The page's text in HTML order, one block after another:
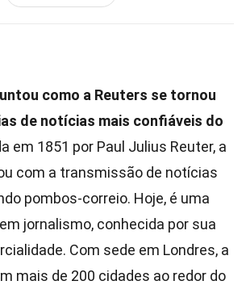
como a Reuters se tornou
de notícias mais confiáveis do
em 1851 por Paul Julius Reuter, a
com a transmissão de notícias
pombos-correio. Hoje, é uma
jornalismo, conhecida por sua
Com sede em Londres, a
mais de 200 cidades ao redor do